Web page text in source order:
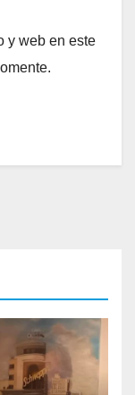
y web en este